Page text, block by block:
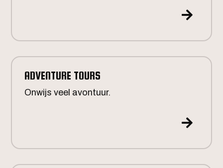

ADVENTURE TOURS
Onwijs veel avontuur.
